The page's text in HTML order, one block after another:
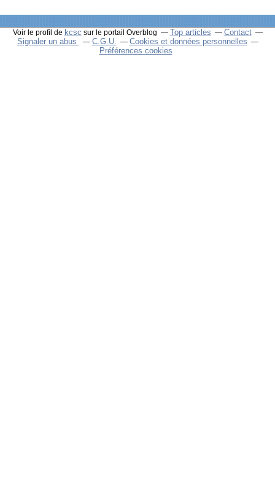
Voir le profil de kcsc sur le portail Overblog Top articles
Contact
Signaler un abus
C.G.U.
Cookies et données personnelles
Préférences cookies